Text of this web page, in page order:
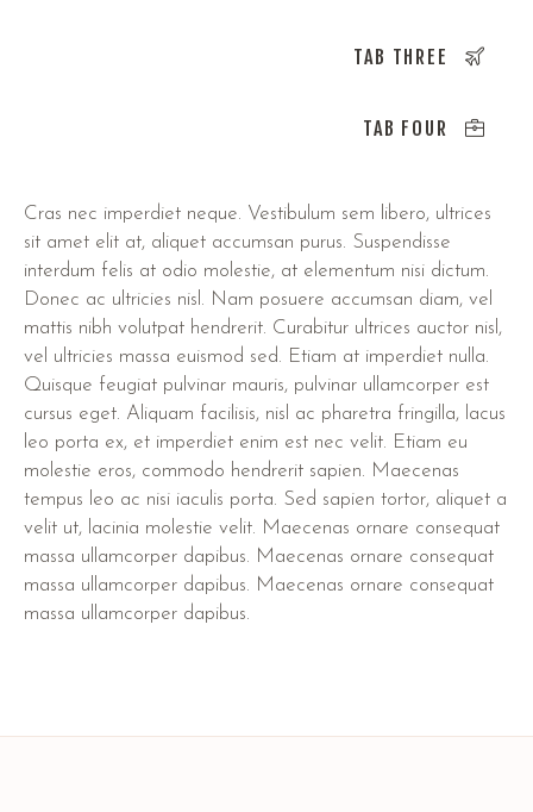
TAB THREE
TAB FOUR
Cras nec imperdiet neque. Vestibulum sem libero, ultrices
sit amet elit at, aliquet accumsan purus. Suspendisse
interdum felis at odio molestie, at elementum nisi dictum.
Donec ac ultricies nisl. Nam posuere accumsan diam, vel
mattis nibh volutpat hendrerit. Curabitur ultrices auctor nisl,
vel ultricies massa euismod sed. Etiam at imperdiet nulla.
Quisque feugiat pulvinar mauris, pulvinar ullamcorper est
cursus eget. Aliquam facilisis, nisl ac pharetra fringilla, lacus
leo porta ex, et imperdiet enim est nec velit. Etiam eu
molestie eros, commodo hendrerit sapien. Maecenas
tempus leo ac nisi iaculis porta. Sed sapien tortor, aliquet a
velit ut, lacinia molestie velit. Maecenas ornare consequat
massa ullamcorper dapibus. Maecenas ornare consequat
massa ullamcorper dapibus. Maecenas ornare consequat
massa ullamcorper dapibus.